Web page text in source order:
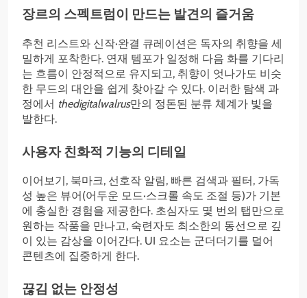
장르의 스펙트럼이 만드는 발견의 즐거움
추천 리스트와 신작·완결 큐레이션은 독자의 취향을 세
밀하게 포착한다. 연재 템포가 일정해 다음 화를 기다리
는 흐름이 안정적으로 유지되고, 취향이 엇나가도 비슷
한 무드의 대안을 쉽게 찾아갈 수 있다. 이러한 탐색 과
정에서 thedigitalwalrus만의 정돈된 분류 체계가 빛을
발한다.
사용자 친화적 기능의 디테일
이어보기, 북마크, 선호작 알림, 빠른 검색과 필터, 가독
성 높은 뷰어(어두운 모드·스크롤 속도 조절 등)가 기본
에 충실한 경험을 제공한다. 초심자도 몇 번의 탭만으로
원하는 작품을 만나고, 숙련자도 최소한의 동선으로 깊
이 있는 감상을 이어간다. UI 요소는 군더더기를 덜어
콘텐츠에 집중하게 한다.
끊김 없는 안정성